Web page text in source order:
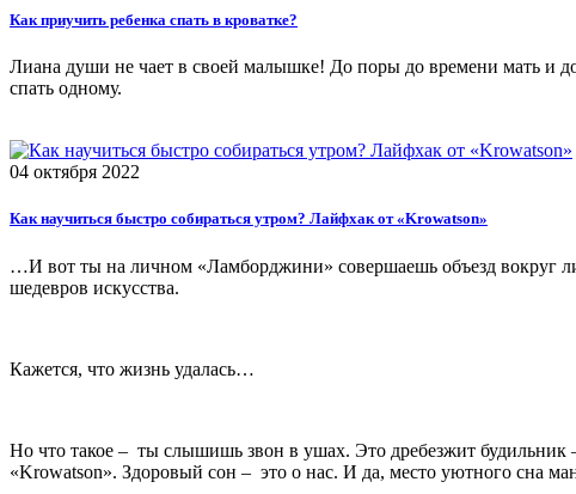
Как приучить ребенка спать в кроватке?
Лиана души не чает в своей малышке! До поры до времени мать и
спать одному.
04 октября 2022
Как научиться быстро собираться утром? Лайфхак от «Krowatson»
…И вот ты на личном «Ламборджини» совершаешь объезд вокруг
шедевров искусства.
Кажется, что жизнь удалась…
Но что такое – ты слышишь звон в ушах. Это дребезжит будильник
«Krowatson». Здоровый сон – это о нас. И да, место уютного сна